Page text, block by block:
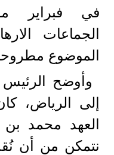
في فبراير
الجماعات
الموضوع
وأوضح
إلى الرياض،
العهد محمد
نتمكن من أن